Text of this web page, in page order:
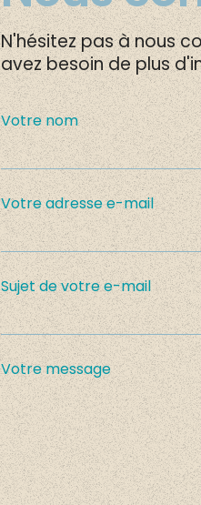
N'hésitez pas à nous
avez besoin de plus
Votre nom
Votre adresse e-mail
Sujet de votre e-mail
Votre message